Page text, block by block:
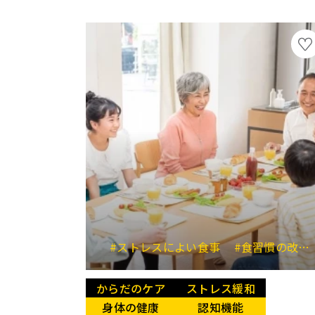
#ストレスによい食事 #食習慣の改善
からだのケア
ストレス緩和
身体の健康
認知機能